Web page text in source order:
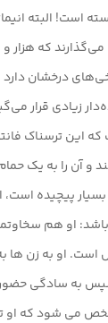
است! البته
می‌گذارند که هزار
درخشان
زیادی قرار
این ترسناک
و آن را به یک
پیچیده است،
او هم
است. او به زن ها
سادگی حضور
می شود که او